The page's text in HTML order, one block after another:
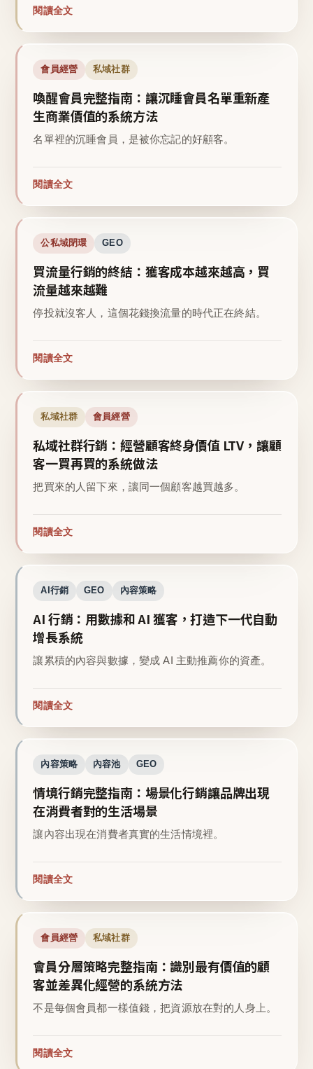
閱讀全文
會員經營 私域社群
喚醒會員完整指南：讓沉睡會員名單重新產
生商業價值的系統方法
名單裡的沉睡會員，是被你忘記的好顧客。
閱讀全文
公私域閉環 GEO
買流量行銷的終結：獲客成本越來越高，買
流量越來越難
停投就沒客人，這個花錢換流量的時代正在終結。
閱讀全文
私域社群 會員經營
私域社群行銷：經營顧客終身價值 LTV，讓顧
客一買再買的系統做法
把買來的人留下來，讓同一個顧客越買越多。
閱讀全文
AI行銷 GEO 內容策略
AI 行銷：用數據和 AI 獲客，打造下一代自動
增長系統
讓累積的內容與數據，變成 AI 主動推薦你的資產。
閱讀全文
內容策略 內容池 GEO
情境行銷完整指南：場景化行銷讓品牌出現
在消費者對的生活場景
讓內容出現在消費者真實的生活情境裡。
閱讀全文
會員經營 私域社群
會員分層策略完整指南：識別最有價值的顧
客並差異化經營的系統方法
不是每個會員都一樣值錢，把資源放在對的人身上。
閱讀全文